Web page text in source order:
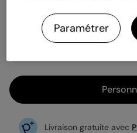
1ère carte offerte sur
Enveloppe blanche offerte
Expédition rapide en 24h
Livraison gratuite avec
Paramétrer